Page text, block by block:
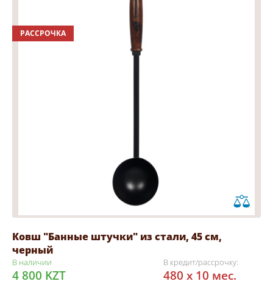
РАССРОЧКА
Ковш "Банные штучки" из стали, 45 см,
черный
В наличии
4 800 KZT
В кредит/рассрочку:
480 x 10 мес.